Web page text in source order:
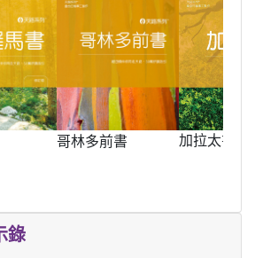
哥林多前書 加拉太書
錄